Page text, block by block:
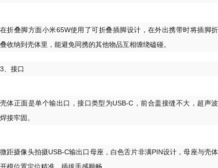
在折叠脚方面小米65W使用了可折叠插脚设计，在外出携带时将插脚折
叠收纳到壳体里，能避免同携的其他物品互相缠绕磕碰。
3、接口
壳体正面是单个输出口，接口类型为USB-C，前合盖接缝不大，超声波
焊接牢固。
微距摄像头拍摄USB-C输出口母座，白色舌片非满PIN设计，母座与壳体